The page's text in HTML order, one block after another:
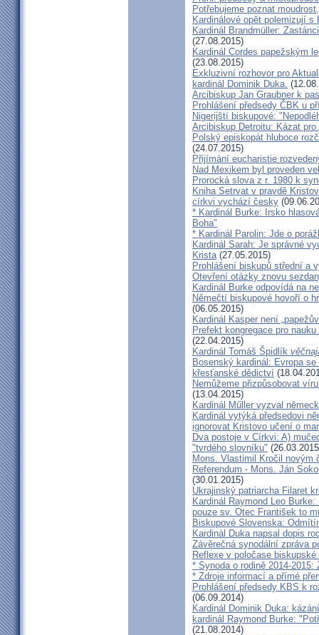
Potřebujeme poznat
Kardinálové opět polemizují
Kardinál Brandmüller:
(27.08.2015)
Kardinál Cordes papežským
(23.08.2015)
Exkluzivní rozhovor pro
kardinál Dominik Duka.
Arcibiskup Jan Graubner k
Prohlášení předsedy ČBK u
Nigerijští biskupové:
Arcibiskup Detroitu: Kázat
Polský episkopát hluboce
(24.07.2015)
Přijímání eucharistie
Nad Mexikem byl proveden
Prorocká slova z r. 1980 k
Kniha Setrvat v pravdě
církvi vychází česky
* Kardinál Burke: Irsko
Boha"
* Kardinál Parolin: Jde o
Kardinál Sarah: Je správné
Krista(27.05.2015)
Prohlášení biskupů střední a
Otevření otázky znovu
Kardinál Burke odpovídá na
Němečtí biskupové hovoří o
(06.05.2015)
Kardinál Kasper není
Prefekt kongregace pro
(22.04.2015)
Kardinál Tomáš Špidlík
Bosenský kardinál: Evropa
křesťanské dědictví
Nemůžeme přizpůsobovat
(13.04.2015)
Kardinál Műller vyzval
Kardinál vytýká předsedovi
ignorovat Kristovo učení o
Dva postoje v Církvi: A)
"tvrdého slovníku"
Mons. Vlastimil Kročil novým
Referendum - Mons. Ján
(30.01.2015)
Ukrajinský patriarcha Filaret
Kardinál Raymond Leo
pouze sv. Otec František to
Biskupové Slovenska:
Kardinál Duka napsal dopis
Závěrečná synodální zpráva
Reflexe v poločase
* Synoda o rodině 2014-2015:
* Zdroje informací a přímé
Prohlášení předsedy KBS k
(06.09.2014)
Kardinál Dominik Duka:
kardinál Raymond Burke:
(21.08.2014)